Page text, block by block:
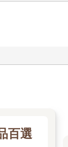
百選